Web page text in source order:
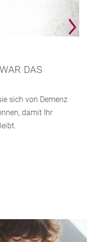
DAS
sich von Demenz
damit Ihr